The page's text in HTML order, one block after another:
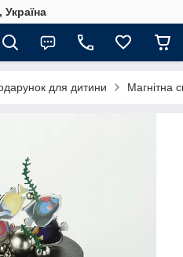
Україна
для дитини Магнітна